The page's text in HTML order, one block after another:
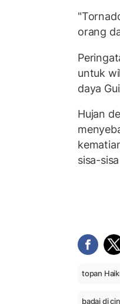
orang
untuk
daya
Hujan
sisa-
topan
badai di